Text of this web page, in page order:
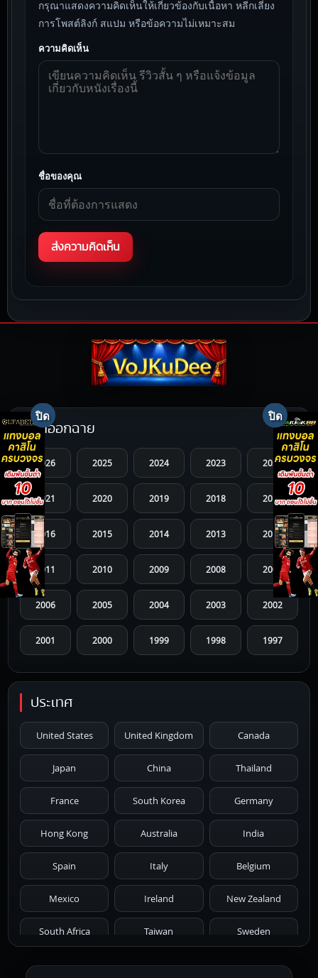
กรุณาแสดงความคิดเห็นให้เกี่ยวข้องกับเนื้อหา หลีกเลี่ยง
การโพสต์ลิงก์ สแปม หรือข้อความไม่เหมาะสม
ความคิดเห็น
ชื่อของคุณ
ปีที่ออกฉาย
2026 2025 2024 2023 2022
2021 2020 2019 2018 2017
2016 2015 2014 2013 2012
2011 2010 2009 2008 2007
2006 2005 2004 2003 2002
2001 2000 1999 1998 1997
1996 1995 1994 1993 1992
1986 1985 1984 1983 1982
1981 1980 1979 1978 1977
1976 1975 1974 1973 1972
1971 1970 1969 1968 1967
1966 1965 1964 1963 1962
1959 1955
ประเทศ
United States United Kingdom Canada
Japan China Thailand
France South Korea Germany
Hong Kong Australia India
Spain Italy Belgium
Mexico Ireland New Zealand
South Africa Taiwan Sweden
Netherlands Russia Poland